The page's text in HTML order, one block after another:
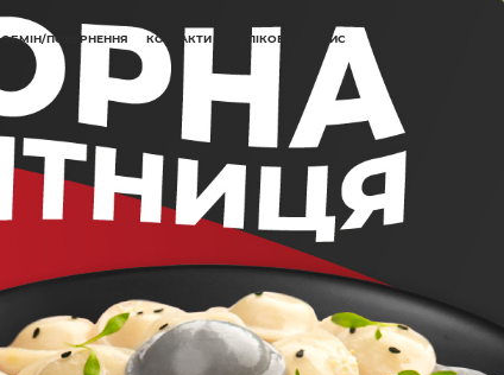
ОБМІН/ПОВЕРНЕННЯ КОНТАКТИ ОБЛІКОВИЙ ЗАПИС